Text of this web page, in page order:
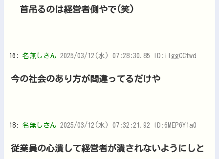
首吊るのは経営者側やで(笑)
16: 名無しさん 2025/03/12(水) 07:28:30.85 ID:ilggCCtwd
今の社会のあり方が間違ってるだけや
18: 名無しさん 2025/03/12(水) 07:32:21.92 ID:6MEP6Y1a0
従業員の心潰して経営者が潰されないようにしと